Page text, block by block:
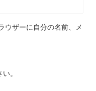
ウザーに自分の名前、メ
。